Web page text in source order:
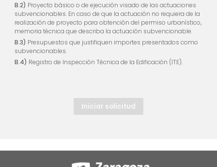
B.2) Proyecto básico o de ejecución visado de las actuaciones
subvencionables. En caso de que la actuación no requiera de la
realización de proyecto para obtención del permiso urbanístico,
memoria técnica que describa la actuación subvencionable.
B.3) Presupuestos que justifiquen importes presentados como
subvencionables.
B.4) Registro de Inspección Técnica de la Edificación (ITE).
Iniciar solicitud